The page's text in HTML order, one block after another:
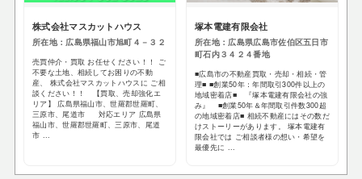
株式会社マスカットハウス
所在地：広島県福山市旭町４－３２
売買仲介・買取 お任せください！！ ご
不要な土地、相続してお困りの不動
産、 株式会社マスカットハウスに ご相
談ください！！ 【買取、売却強化エ
リア】 広島県福山市、世羅郡世羅町、
三原市、尾道市 対応エリア 広島県
福山市、世羅郡世羅町、三原市、尾道
市 ...
塚本電建有限会社
所在地：広島県広島市佐伯区五日市
町石内３４２４番地
■広島市の不動産買取・売却・相続・管
理■ ■創業50年：年間取引300件以上の
地域密着店■ 『塚本電建有限会社の強
み』 ■創業50年＆年間取引件数300超
の地域密着店■ 相続不動産にはその数だ
けストーリーがあります。 塚本電建有
限会社では ご相談者様の想い・希望を
最優先に ...